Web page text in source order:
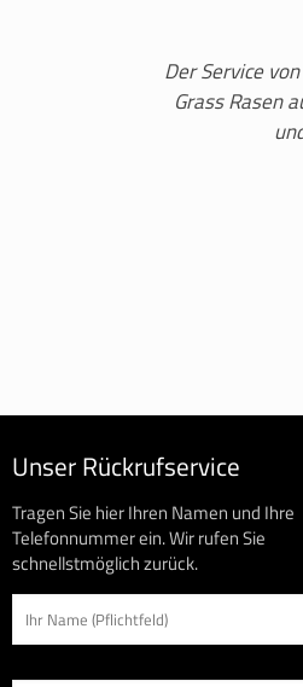
Der Service
Grass Rasen
Unser Rückrufservice
Tragen Sie hier Ihren Namen und Ihre
Telefonnummer ein. Wir rufen Sie
schnellstmöglich zurück.